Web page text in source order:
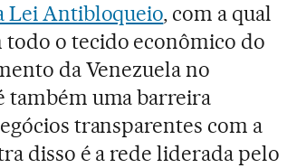
Lei Antibloqueio, com a qual
o tecido econômico do
da Venezuela no
uma barreira
transparentes com a
disso é a rede liderada pelo